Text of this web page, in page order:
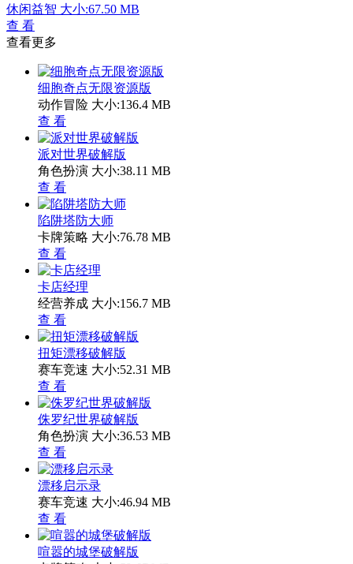
休闲益智 大小:67.50 MB
查 看
查看更多
细胞奇点无限资源版
动作冒险 大小:136.4 MB
查 看
派对世界破解版
角色扮演 大小:38.11 MB
查 看
陷阱塔防大师
卡牌策略 大小:76.78 MB
查 看
卡店经理
经营养成 大小:156.7 MB
查 看
扭矩漂移破解版
赛车竞速 大小:52.31 MB
查 看
侏罗纪世界破解版
角色扮演 大小:36.53 MB
查 看
漂移启示录
赛车竞速 大小:46.94 MB
查 看
喧嚣的城堡破解版